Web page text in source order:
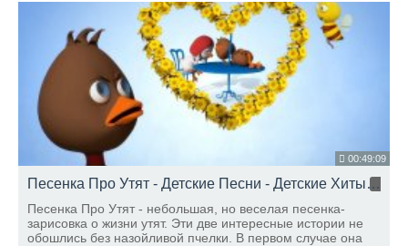
танцевать под эту известную детскую песню.
00:49:09
Песенка Про Утят - Детские Песни - Детские ХитыHD
Песенка Про Утят - небольшая, но веселая песенка-
зарисовка о жизни утят. Эти две интересные истории не
обошлись без назойливой пчелки. В первом случае она